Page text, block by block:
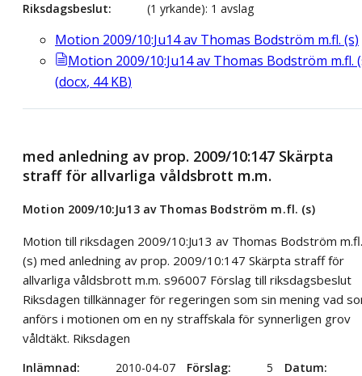
Riksdagsbeslut
(1 yrkande): 1 avslag
Motion 2009/10:Ju14 av Thomas Bodström m.fl. (s)
Motion 2009/10:Ju14 av Thomas Bodström m.fl.
(docx, 44 KB)
med anledning av prop. 2009/10:147 Skärpta
straff för allvarliga våldsbrott m.m.
Motion 2009/10:Ju13 av Thomas Bodström m.fl. (s)
Motion till riksdagen 2009/10:Ju13 av Thomas Bodström m.fl.
(s) med anledning av prop. 2009/10:147 Skärpta straff för
allvarliga våldsbrott m.m. s96007 Förslag till riksdagsbeslut
Riksdagen tillkännager för regeringen som sin mening vad
anförs i motionen om en ny straffskala för synnerligen grov
våldtäkt. Riksdagen
Inlämnad 2010-04-07 Förslag 5
Datum